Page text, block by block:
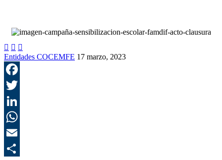
  
Entidades COCEMFE 17 marzo, 2023